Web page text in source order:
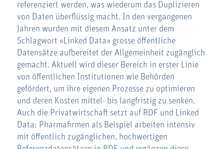
referenziert werden, was wiederum das Duplizieren
von Daten überflüssig macht. In den vergangenen
Jahren wurden mit diesem Ansatz unter dem
Schlagwort «Linked Data» grosse öffentliche
Datensätze aufbereitet der Allgemeinheit zugänglich
gemacht. Aktuell wird dieser Bereich in erster Linie
von öffentlichen Institutionen wie Behörden
gefördert, um ihre eigenen Prozesse zu optimieren
und deren Kosten mittel- bis langfristig zu senken.
Auch die Privatwirtschaft setzt auf RDF und Linked
Data: Pharmafirmen als Beispiel arbeiten intensiv
mit öffentlich zugänglichen, hochwertigen